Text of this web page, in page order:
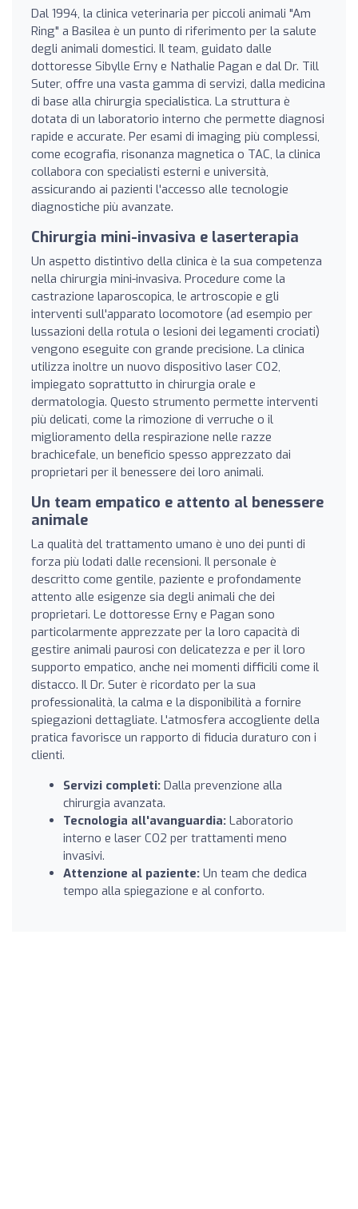
Dal 1994, la clinica veterinaria per piccoli animali "Am
Ring" a Basilea è un punto di riferimento per la salute
degli animali domestici. Il team, guidato dalle
dottoresse Sibylle Erny e Nathalie Pagan e dal Dr. Till
Suter, offre una vasta gamma di servizi, dalla medicina
di base alla chirurgia specialistica. La struttura è
dotata di un laboratorio interno che permette diagnosi
rapide e accurate. Per esami di imaging più complessi,
come ecografia, risonanza magnetica o TAC, la clinica
collabora con specialisti esterni e università,
assicurando ai pazienti l'accesso alle tecnologie
diagnostiche più avanzate.
Chirurgia mini-invasiva e laserterapia
Un aspetto distintivo della clinica è la sua competenza
nella chirurgia mini-invasiva. Procedure come la
castrazione laparoscopica, le artroscopie e gli
interventi sull'apparato locomotore (ad esempio per
lussazioni della rotula o lesioni dei legamenti crociati)
vengono eseguite con grande precisione. La clinica
utilizza inoltre un nuovo dispositivo laser CO2,
impiegato soprattutto in chirurgia orale e
dermatologia. Questo strumento permette interventi
più delicati, come la rimozione di verruche o il
miglioramento della respirazione nelle razze
brachicefale, un beneficio spesso apprezzato dai
proprietari per il benessere dei loro animali.
Un team empatico e attento al benessere
animale
La qualità del trattamento umano è uno dei punti di
forza più lodati dalle recensioni. Il personale è
descritto come gentile, paziente e profondamente
attento alle esigenze sia degli animali che dei
proprietari. Le dottoresse Erny e Pagan sono
particolarmente apprezzate per la loro capacità di
gestire animali paurosi con delicatezza e per il loro
supporto empatico, anche nei momenti difficili come il
distacco. Il Dr. Suter è ricordato per la sua
professionalità, la calma e la disponibilità a fornire
spiegazioni dettagliate. L'atmosfera accogliente della
pratica favorisce un rapporto di fiducia duraturo con i
clienti.
Servizi completi: Dalla prevenzione alla
chirurgia avanzata.
Tecnologia all'avanguardia: Laboratorio
interno e laser CO2 per trattamenti meno
invasivi.
Attenzione al paziente: Un team che dedica
tempo alla spiegazione e al conforto.